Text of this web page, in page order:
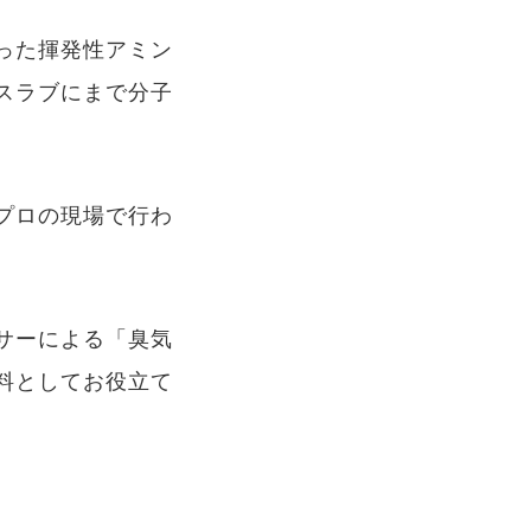
た揮発性アミン
ラブにまで分子
ロの現場で行わ
ーによる「臭気
としてお役立て